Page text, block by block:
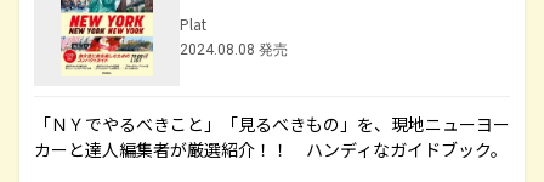
Plat
2024.08.08 発売
「ＮＹでやるべきこと」「見るべきもの」を、現地ニューヨー
カーと達人編集者が厳選紹介！！ ハンディなガイドブック。